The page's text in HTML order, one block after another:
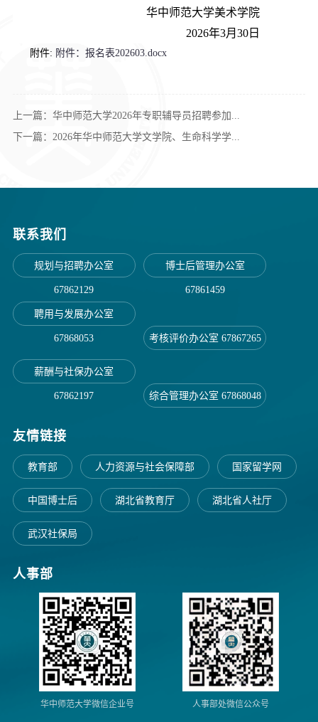
华中师范大学美术学院
2026年3月30 日
附件: 附件：报名表202603.docx
上一篇：华中师范大学2026年专职辅导员招聘参加...
下一篇：2026年华中师范大学文学院、生命科学学...
联系我们
规划与招聘办公室
67862129
博士后管理办公室
67861459
聘用与发展办公室
67868053 考核评价办公室 67867265
薪酬与社保办公室
67862197 综合管理办公室 67868048
友情链接
教育部 人力资源与社会保障部 国家留学网
中国博士后 湖北省教育厅 湖北省人社厅
武汉社保局
人事部
华中师范大学微信企业号 人事部处微信公众号